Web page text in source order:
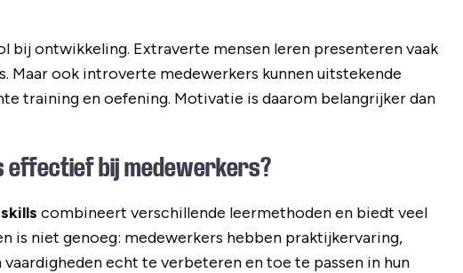
bij ontwikkeling. Extraverte mensen leren presenteren vaak
Maar ook introverte medewerkers kunnen uitstekende
training en oefening. Motivatie is daarom belangrijker dan
effectief bij medewerkers?
combineert verschillende leermethoden en biedt veel
is niet genoeg: medewerkers hebben praktijkervaring,
echt te verbeteren en toe te passen in hun